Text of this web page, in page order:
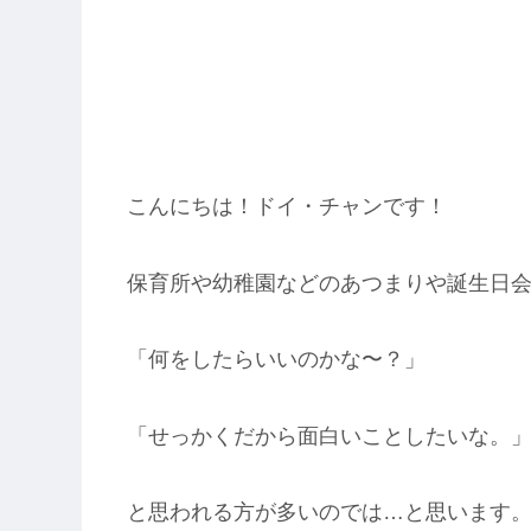
こんにちは！ドイ・チャンです！
保育所や幼稚園などのあつまりや誕生日会
「何をしたらいいのかな〜？」
「せっかくだから面白いことしたいな。」
と思われる方が多いのでは…と思います。